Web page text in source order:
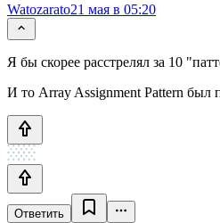
Watozarato21 мая в 05:20
Я бы скорее расстрелял за 10
И то Array Assignment Pattern был
Ответить